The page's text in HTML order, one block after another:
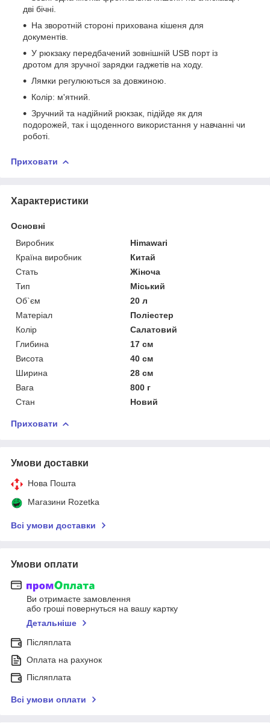
дві бічні.
На зворотній стороні прихована кішеня для
документів.
У рюкзаку передбачений зовнішній USB порт із
дротом для зручної зарядки гаджетів на ходу.
Лямки регулюються за довжиною.
Колір: м'ятний.
Зручний та надійний рюкзак, підійде як для
подорожей, так і щоденного використання у навчанні чи
роботі.
Приховати
Характеристики
Основні
Виробник
Himawari
Країна виробник
Китай
Стать
Жіноча
Тип
Міський
Об`єм
20 л
Матеріал
Поліестер
Колір
Салатовий
Глибина
17 см
Висота
40 см
Ширина
28 см
Вага
800 г
Стан
Новий
Приховати
Умови доставки
Нова Пошта
Магазини Rozetka
Всі умови доставки
Умови оплати
Ви отримаєте замовлення
або гроші повернуться на вашу картку
Детальніше
Післяплата
Оплата на рахунок
Післяплата
Всі умови оплати